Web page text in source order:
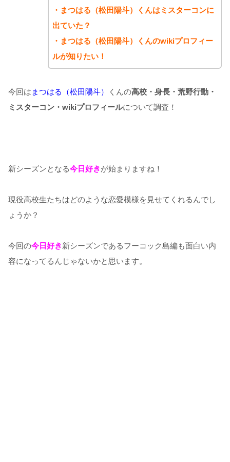
・まつはる（松田陽斗）くんはミスターコンに
出ていた？
・まつはる（松田陽斗）くんのwikiプロフィー
ルが知りたい！
今回は まつはる（松田陽斗） くんの高校・身長・荒野行動・
ミスターコン・wikiプロフィールについて調査！
新シーズンとなる今日好きが始まりますね！
現役高校生たちはどのような恋愛模様を見せてくれるんでし
ょうか？
今回の今日好き新シーズンであるフーコック島編も面白い内
容になってるんじゃないかと思います。